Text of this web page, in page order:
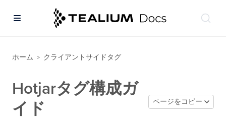
ホーム > クライアントサイドタグ
Hotjarタグ構成ガ
イド
ページをコピー